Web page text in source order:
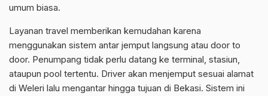
umum biasa.
Layanan travel memberikan kemudahan karena
menggunakan sistem antar jemput langsung atau door to
door. Penumpang tidak perlu datang ke terminal, stasiun,
ataupun pool tertentu. Driver akan menjemput sesuai alamat
di Weleri lalu mengantar hingga tujuan di Bekasi. Sistem ini